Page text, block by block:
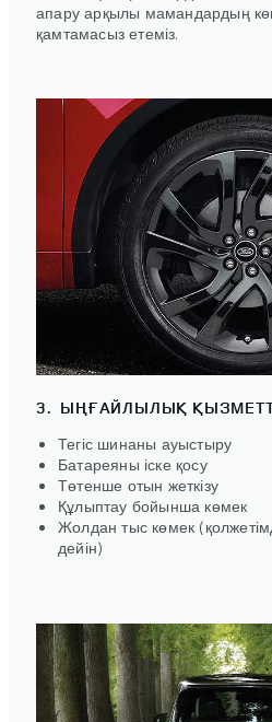
апару арқылы мамандардың
қамтамасыз етеміз.
3. ЫҢҒАЙЛЫЛЫҚ
Тегіс шинаны ауыстыру
Батареяны іске қосу
Төтенше отын жеткізу
Құлыптау бойынша көмек
Жолдан тыс көмек
дейін)